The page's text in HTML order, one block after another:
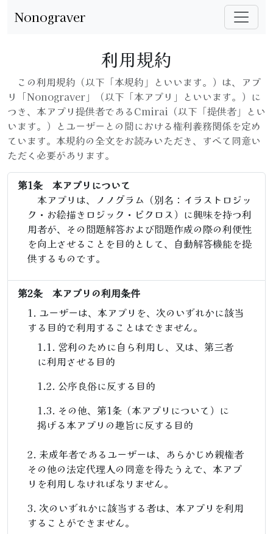
Nonograver
利用規約
この利用規約（以下「本規約」といいます。）は、アプ
リ「Nonograver」（以下「本アプリ」といいます。）に
つき、本アプリ提供者であるCmirai（以下「提供者」とい
います。）とユーザーとの間における権利義務関係を定め
ています。本規約の全文をお読みいただき、すべて同意い
ただく必要があります。
第1条 本アプリについて
本アプリは、ノノグラム（別名：イラストロジッ
ク・お絵描きロジック・ピクロス）に興味を持つ利
用者が、その問題解答および問題作成の際の利便性
を向上させることを目的として、自動解答機能を提
供するものです。
第2条 本アプリの利用条件
ユーザーは、本アプリを、次のいずれかに該当
する目的で利用することはできません。
営利のために自ら利用し、又は、第三者
に利用させる目的
公序良俗に反する目的
その他、第1条（本アプリについて）に
掲げる本アプリの趣旨に反する目的
未成年者であるユーザーは、あらかじめ親権者
その他の法定代理人の同意を得たうえで、本アプ
リを利用しなければなりません。
次のいずれかに該当する者は、本アプリを利用
することができません。